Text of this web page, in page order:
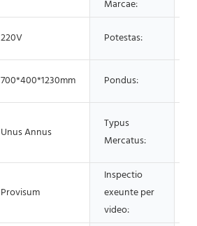
Marcae:
220V Potestas:
700*400*1230mm Pondus:
Unus Annus
Typus
Mercatus:
Provisum
Inspectio
exeunte per
video: